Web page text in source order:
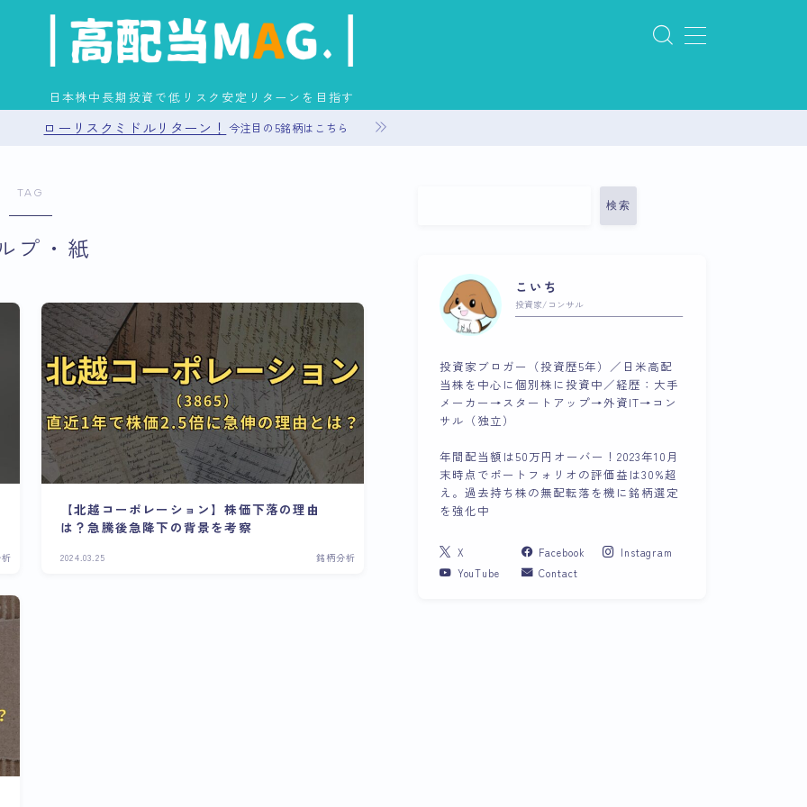
日本株中長期投資で低リスク安定リターンを目指す
サイトマップ
ローリスクミドルリターン！ 今注目の5銘柄はこちら
TAG
プ・紙
【北越コーポレーション】株価下落の理由
は？急騰後急降下の背景を考察
2024.03.25 銘柄分析
検索
こいち
投資家/コンサル
投資家ブロガー（投資歴5年）／日米高配
当株を中心に個別株に投資中／経歴：大手
メーカー→スタートアップ→外資IT→コン
サル（独立）
年間配当額は50万円オーバー！2023年10月
末時点でポートフォリオの評価益は30%超
え。過去持ち株の無配転落を機に銘柄選定
を強化中
X Facebook
Instagram
YouTube
Contact